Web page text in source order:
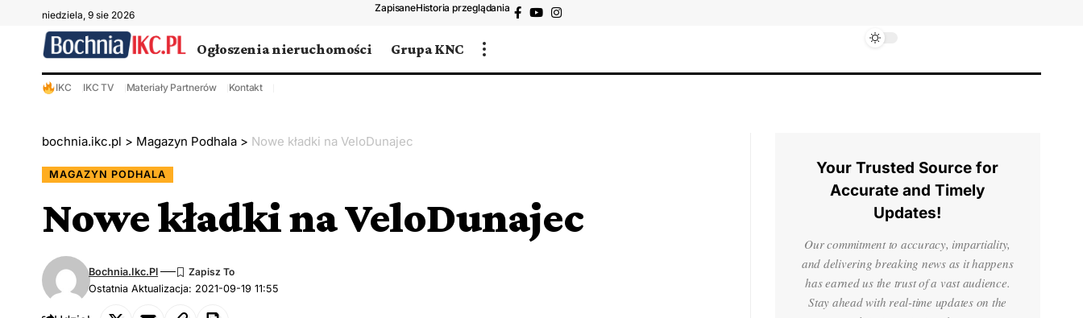
niedziela, 9 sie 2026
ZapisaneHistoria przeglądania
Ogłoszenia nieruchomości Grupa KNC
IKC IKC TV Materiały Partnerów Kontakt
bochnia.ikc.pl > Magazyn Podhala > Nowe kładki na VeloDunajec
MAGAZYN PODHALA
Nowe kładki na VeloDunajec
Ostatnia Aktualizacja: 2021-09-19 11:55
Bochnia.ikc.pl
Your Trusted Source for
Accurate and Timely
Updates!
Our commitment to accuracy, impartiality,
and delivering breaking news as it happens
has earned us the trust of a vast audience.
Stay ahead with real-time updates on the